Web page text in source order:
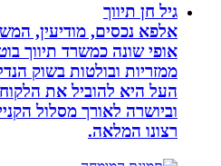
גיל חן תיווך
אלפא נכסים, מודיעין, המשרד
אופי שונה כמשרד תיווך בוטיקי
ממזריות ובולטות בשוק הנדל”ן
העל היא להוביל את הלקוח
וביושרה לאורך מסלול הקנייה
רצונו המלאה.